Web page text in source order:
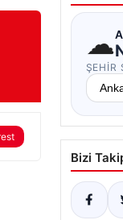
☁
ŞEHIR
Bizi